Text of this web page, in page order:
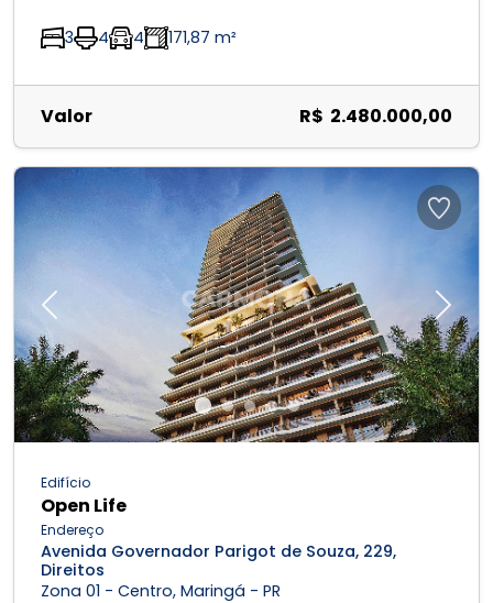
3 4 4 171,87 m²
Valor R$ 2.480.000,00
Previous Next
Edifício
Open Life
Endereço
Avenida Governador Parigot de Souza, 229,
Direitos
Zona 01 - Centro, Maringá - PR